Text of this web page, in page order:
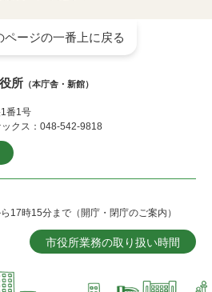
ページの一番上に戻る
所 （本庁舎・新館）
番1号
クス：048-542-9818
17時15分まで（開庁・閉庁のご案内）
市役所業務の取り扱い時間